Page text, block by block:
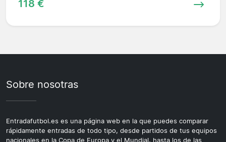
118 €
Sobre nosotras
Entradafutbol.es es una página web en la que puedes comparar
rápidamente entradas de todo tipo, desde partidos de tus equipos
nacionales en la Copa de Europa y el Mundial, hasta los de las